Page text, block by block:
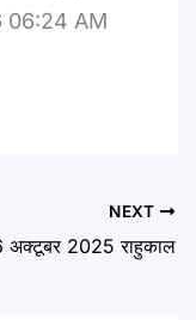
06:24 AM
NEXT
अक्टूबर 2025 राहुकाल